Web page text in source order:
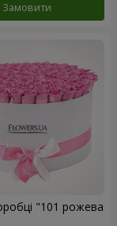
Замовити
"101 рожева